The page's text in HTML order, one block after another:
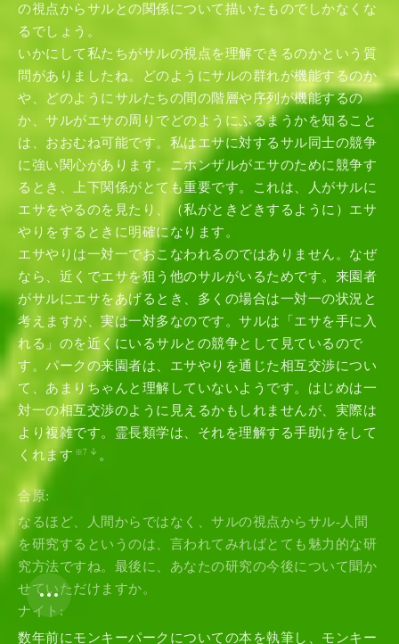
Home
About
Contact
Newsletter
Texts
Authors
Projects
Items
Typesetting
Text Style
の視点からサルとの関係について描いたものでしかなくな
るでしょう。
いかにして私たちがサルの視点を理解できるのかという質
問がありましたね。どのようにサルの群れが機能するのか
や、どのようにサルたちの間の階層や序列が機能するの
か、サルがエサの周りでどのようにふるまうかを知ること
は、おおむね可能です。私はエサに対するサル同士の競争
に強い関心があります。ニホンザルがエサのために競争す
るとき、上下関係がとても重要です。これは、人がサルに
エサをやるのを見たり、（私がときどきするように）エサ
やりをするときに明確になります。
エサやりは一対一でおこなわれるのではありません。なぜ
なら、近くでエサを狙う他のサルがいるためです。来園者
がサルにエサをあげるとき、多くの場合は一対一の状況と
考えますが、実は一対多なのです。サルは「エサを手に入
れる」のを近くにいるサルとの競争として見ているので
す。パークの来園者は、エサやりを通じた相互交渉につい
て、あまりちゃんと理解していないようです。はじめは一
対一の相互交渉のように見えるかもしれませんが、実際は
より複雑です。霊長類学は、それを理解する手助けをして
くれます ※7 。
合原:
なるほど、人間からではなく、サルの視点からサル-人間
を研究するというのは、言われてみればとても魅力的な研
究方法ですね。最後に、あなたの研究の今後について聞か
せていただけますか。
ナイト:
数年前にモンキーパークについての本を執筆し、モンキー